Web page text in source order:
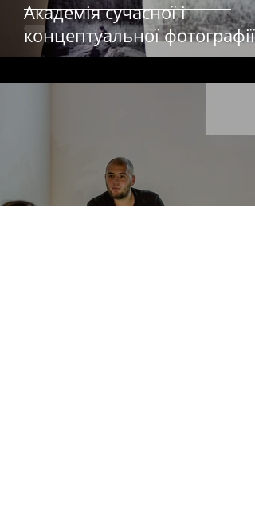
Академія сучасної і
концептуальної фотографії
Ігоря Чекачкова